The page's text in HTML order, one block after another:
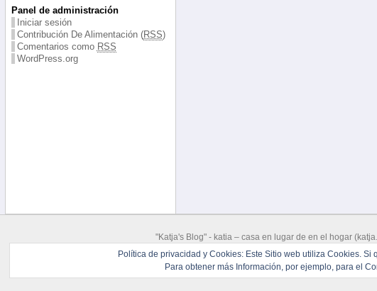
Panel de administración
Iniciar sesión
Contribución De Alimentación (RSS)
Comentarios como RSS
WordPress.org
"Katja's Blog" - katia – casa en lugar de en el hogar(
Powerd byWordpressOpen Source CMS &
Política de privacidad y Cookies: Este Sitio web utiliza Cookies.
Para obtener más Información, por ejemplo, para el